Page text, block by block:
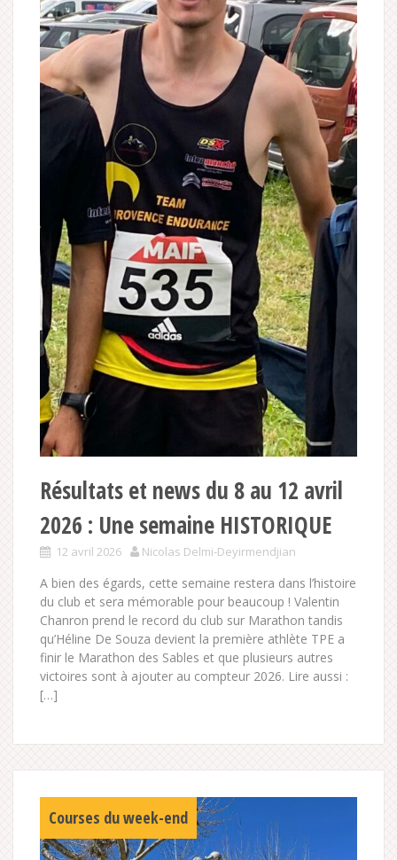
Résultats et news du 8 au 12 avril
2026 : Une semaine HISTORIQUE
12 avril 2026 Nicolas Delmi-Deyirmendjian
A bien des égards, cette semaine restera dans l’histoire
du club et sera mémorable pour beaucoup ! Valentin
Chanron prend le record du club sur Marathon tandis
qu’Héline De Souza devient la première athlète TPE a
finir le Marathon des Sables et que plusieurs autres
victoires sont à ajouter au compteur 2026. Lire aussi :
[…]
Courses du week-end